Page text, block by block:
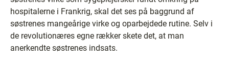
hospitalerne i Frankrig, skal det ses på baggrund af
søstrenes mangeårige virke og oparbejdede rutine. Selv i
de revolutionæres egne rækker skete det, at man
anerkendte søstrenes indsats.